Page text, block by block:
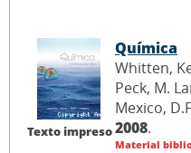
Texto impreso
Química
Whitten,
Peck, M.
Mexico,
2008.
Material